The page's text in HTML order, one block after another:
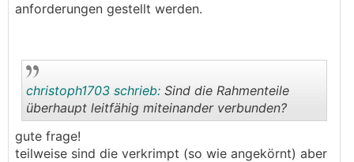
anforderungen gestellt werden.
..
christoph1703 schrieb: Sind die Rahmenteile
überhaupt leitfähig miteinander verbunden?
gute frage!
teilweise sind die verkrimpt (so wie angekörnt) aber